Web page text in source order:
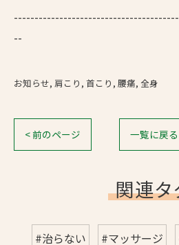
--
お知らせ 肩こり 首こり 腰痛 全身
< 前のページ 一覧に戻る
関連タ
#治らない #マッサージ